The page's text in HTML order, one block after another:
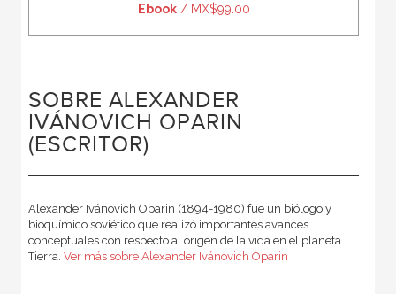
Ebook/ MX$99.00
SOBRE ALEXANDER
IVÁNOVICH OPARIN
(ESCRITOR)
Alexander Ivánovich Oparin (1894-1980) fue un biólogo y
bioquímico soviético que realizó importantes avances
conceptuales con respecto al origen de la vida en el planeta
Tierra. Ver más sobre Alexander Ivánovich Oparin